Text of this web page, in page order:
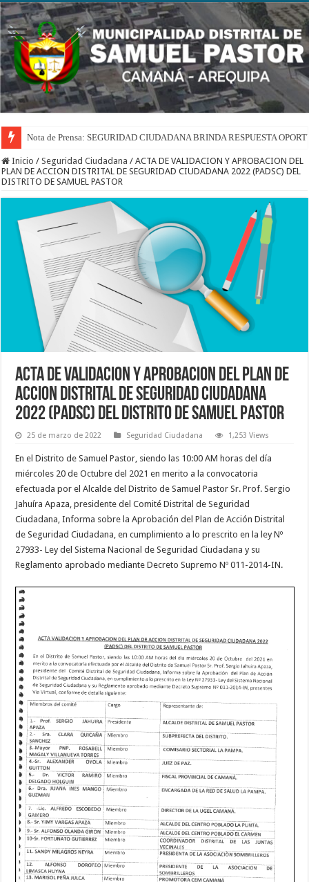
Nota de Prensa: SEGURIDAD CIUDADANA BRINDA RESPUESTA
Inicio / Seguridad Ciudadana / ACTA DE VALIDACION Y APROBACION DEL
PLAN DE ACCION DISTRITAL DE SEGURIDAD CIUDADANA 2022 (PADSC) DEL
DISTRITO DE SAMUEL PASTOR
ACTA DE VALIDACION Y APROBACION DEL PLAN DE
ACCION DISTRITAL DE SEGURIDAD CIUDADANA
2022 (PADSC) DEL DISTRITO DE SAMUEL PASTOR
25 de marzo de 2022 Seguridad Ciudadana 1,253 Views
En el Distrito de Samuel Pastor, siendo las 10:00 AM horas del día
miércoles 20 de Octubre del 2021 en merito a la convocatoria
efectuada por el Alcalde del Distrito de Samuel Pastor Sr. Prof. Sergio
Jahuíra Apaza, presidente del Comité Distrital de Seguridad
Ciudadana, Informa sobre la Aprobación del Plan de Acción Distrital
de Seguridad Ciudadana, en cumplimiento a lo prescrito en la ley Nº
27933- Ley del Sistema Nacional de Seguridad Ciudadana y su
Reglamento aprobado mediante Decreto Supremo Nº 011-2014-IN.